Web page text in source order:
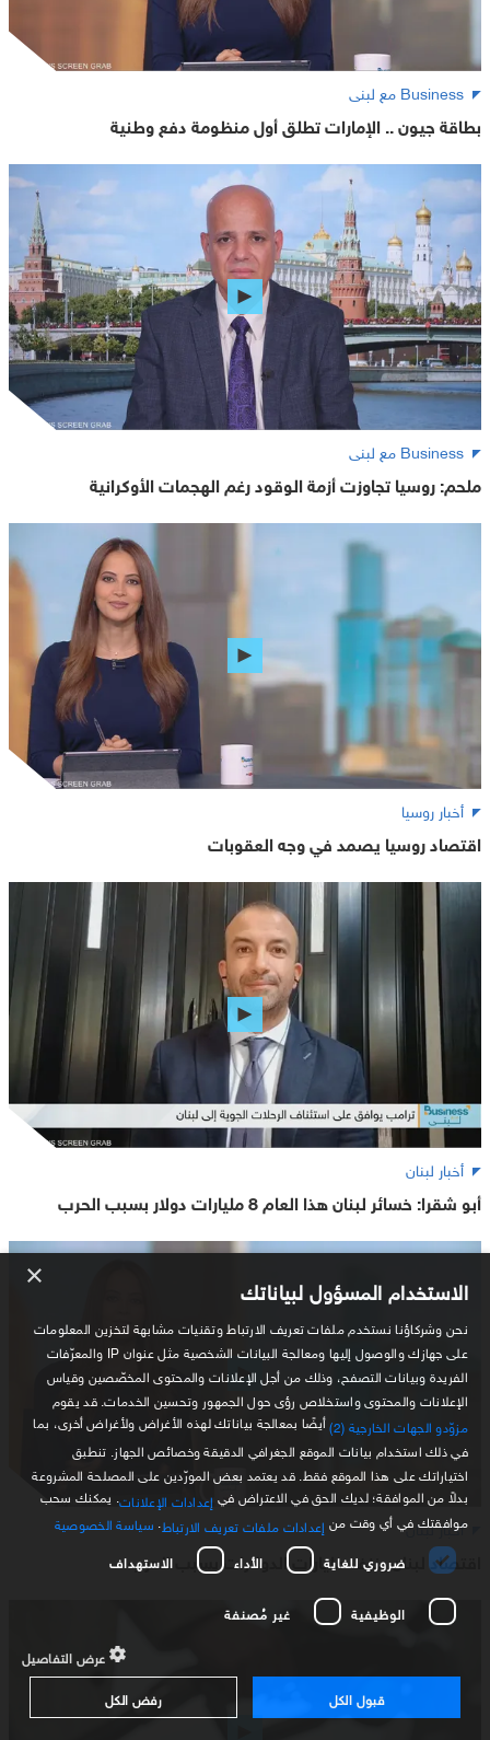
Business مع لبنى
بطاقة جيون .. الإمارات تطلق أول منظومة دفع وطنية
Business مع لبنى
ملحم: روسيا تجاوزت أزمة الوقود رغم الهجمات الأوكرانية
أخبار روسيا
اقتصاد روسيا يصمد في وجه العقوبات
أخبار لبنان
أبو شقرا: خسائر لبنان هذا العام 8 مليارات دولار بسبب الحرب
أخبار لبنان
اقتصاد لبنان ينزف مليارات الدولارات بسبب الحرب
× الاستخدام المسؤول لبياناتك
نحن وشركاؤنا نستخدم ملفات تعريف الارتباط وتقنيات مشابهة لتخزين المعلومات
على جهازك والوصول إليها ومعالجة البيانات الشخصية مثل عنوان IP والمعرّفات
الفريدة وبيانات التصفح، وذلك من أجل الإعلانات والمحتوى المخصّصين وقياس
الإعلانات والمحتوى واستخلاص رؤى حول الجمهور وتحسين الخدمات. قد يقوم
مزوّدو الجهات الخارجية (2)
أيضًا بمعالجة بياناتك لهذه الأغراض ولأغراض أخرى، بما
في ذلك استخدام بيانات الموقع الجغرافي الدقيقة وخصائص الجهاز. تنطبق
اختياراتك على هذا الموقع فقط. قد يعتمد بعض المورّدين على المصلحة المشروعة
بدلاً من الموافقة؛ لديك الحق في الاعتراض في إعدادات الإعلانات . يمكنك سحب
موافقتك في أي وقت من إعدادات ملفات تعريف الارتباط سياسة الخصوصية
ضروري للغاية
الأداء الاستهداف
الوظيفية غير مُصنفة
عرض التفاصيل
قبول الكل
رفض الكل